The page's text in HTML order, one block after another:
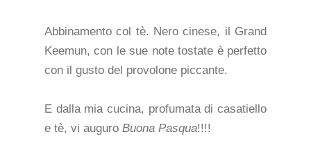
Abbinamento col tè. Nero cinese, il Grand
Keemun, con le sue note tostate è perfetto
con il gusto del provolone piccante.
E dalla mia cucina, profumata di casatiello
e tè, vi auguro Buona Pasqua!!!!